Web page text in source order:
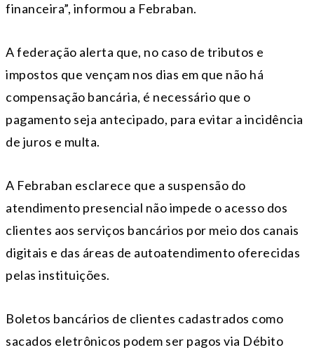
financeira”, informou a Febraban.
A federação alerta que, no caso de tributos e
impostos que vençam nos dias em que não há
compensação bancária, é necessário que o
pagamento seja antecipado, para evitar a incidência
de juros e multa.
A Febraban esclarece que a suspensão do
atendimento presencial não impede o acesso dos
clientes aos serviços bancários por meio dos canais
digitais e das áreas de autoatendimento oferecidas
pelas instituições.
Boletos bancários de clientes cadastrados como
sacados eletrônicos podem ser pagos via Débito